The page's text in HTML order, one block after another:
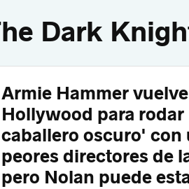
Dark
Armie Hammer
Hollywood para rodar
caballero oscuro' con
peores directores de
pero Nolan puede